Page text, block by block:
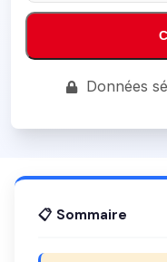
Données
📋 Sommaire